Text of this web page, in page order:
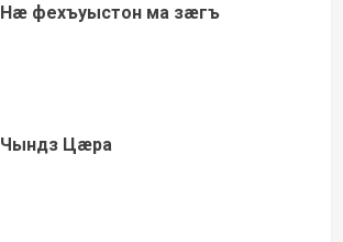
Нæ фехъуыстон ма зæгъ
Чындз Цæра